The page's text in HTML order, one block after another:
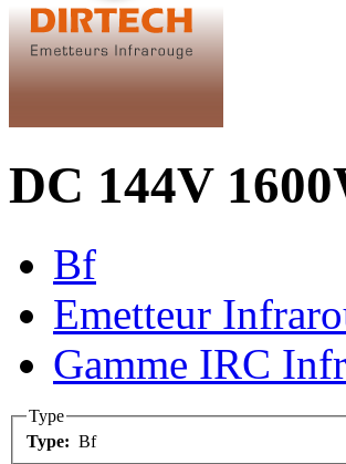
DC 144V
Bf
Emetteur
Gamme IRC
Type
Type: Bf